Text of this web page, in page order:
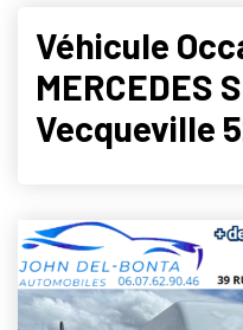
Véhicule
MERCEDES
Vecqueville